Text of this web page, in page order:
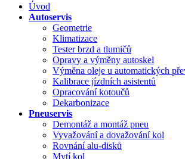
Úvod
Autoservis
Geometrie
Klimatizace
Tester brzd a tlumičů
Opravy a výměny autoskel
Výměna oleje u automatických
Kalibrace jízdních asistentů
Opracování kotoučů
Dekarbonizace
Pneuservis
Demontáž a montáž pneu
Vyvažování a dovažování kol
Rovnání alu-disků
Mytí kol